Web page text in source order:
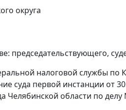
округа
председательствующего,
налоговой службы по
суда первой инстанции от
Челябинской области по делу